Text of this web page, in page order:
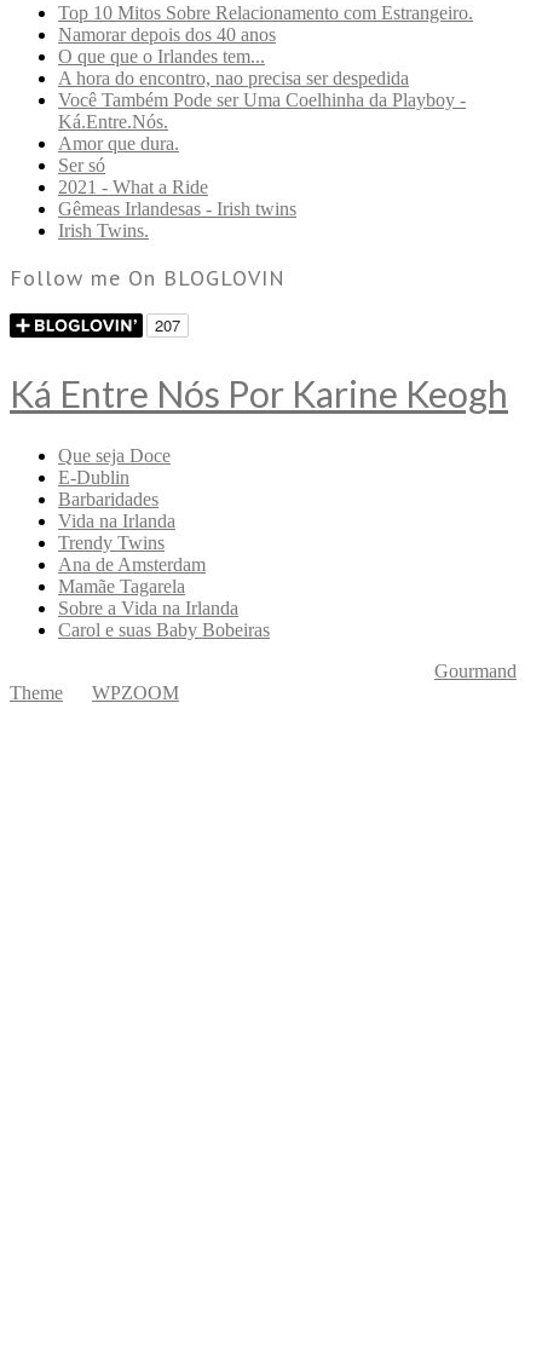
Top 10 Mitos Sobre Relacionamento com Estrangeiro.
Namorar depois dos 40 anos
O que que o Irlandes tem...
A hora do encontro, nao precisa ser despedida
Você Também Pode ser Uma Coelhinha da Playboy -
Ká.Entre.Nós.
Amor que dura.
Ser só
2021 - What a Ride
Gêmeas Irlandesas - Irish twins
Irish Twins.
Follow me On BLOGLOVIN
Ká Entre Nós Por Karine Keogh
Que seja Doce
E-Dublin
Barbaridades
Vida na Irlanda
Trendy Twins
Ana de Amsterdam
Mamãe Tagarela
Sobre a Vida na Irlanda
Carol e suas Baby Bobeiras
Gourmand
Theme
WPZOOM